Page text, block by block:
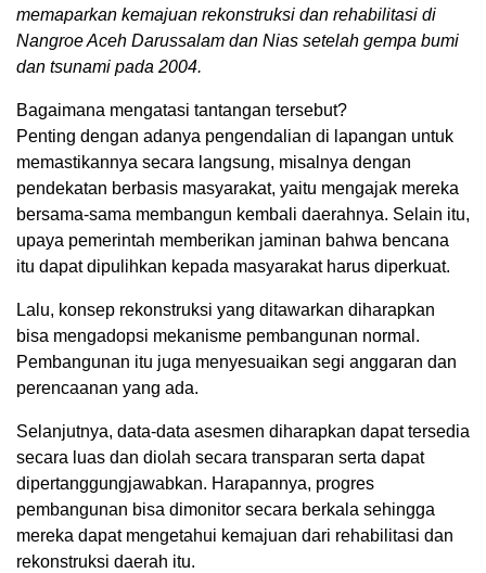
memaparkan kemajuan rekonstruksi dan rehabilitasi di
Nangroe Aceh Darussalam dan Nias setelah gempa bumi
dan tsunami pada 2004.
Bagaimana mengatasi tantangan tersebut?
Penting dengan adanya pengendalian di lapangan untuk
memastikannya secara langsung, misalnya dengan
pendekatan berbasis masyarakat, yaitu mengajak mereka
bersama-sama membangun kembali daerahnya. Selain itu,
upaya pemerintah memberikan jaminan bahwa bencana
itu dapat dipulihkan kepada masyarakat harus diperkuat.
Lalu, konsep rekonstruksi yang ditawarkan diharapkan
bisa mengadopsi mekanisme pembangunan normal.
Pembangunan itu juga menyesuaikan segi anggaran dan
perencaanan yang ada.
Selanjutnya, data-data asesmen diharapkan dapat tersedia
secara luas dan diolah secara transparan serta dapat
dipertanggungjawabkan. Harapannya, progres
pembangunan bisa dimonitor secara berkala sehingga
mereka dapat mengetahui kemajuan dari rehabilitasi dan
rekonstruksi daerah itu.